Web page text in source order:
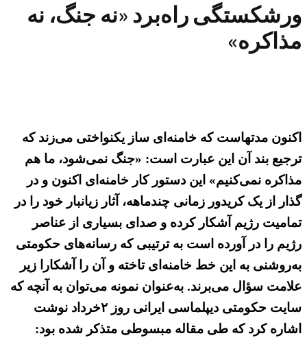
ورشکستگی راه‌برد «نه جنگ، نه
مذاکره»
اکنون مدتهاست که خامنه‌ای ساز یکنواختی می‌زند که
ترجیع بند آن این عبارت است: «جنگ نمی‌شود، ما هم
مذاکره نمی‌کنیم» این دستور کار خامنه‌ای اکنون و در
گذار از یک کریدور زمانی چندماهه، آثار زیانبار خود را در
تمامیت رژیم آشکار کرده و صدای بسیاری از عناصر
رژیم را در آورده است به ترتیبی که رسانه‌های حکومتی
به‌روشنی به این خط خامنه‌ای تاخته و آن را آشکارا زیر
علامت سؤال می‌برند. به‌عنوان نمونه می‌توان به آنچه که
سایت حکومتی دیپلماسی ایرانی روز ۲خرداد نوشت
اشاره کرد که طی مقاله مبسوطی متذکر شده بود: